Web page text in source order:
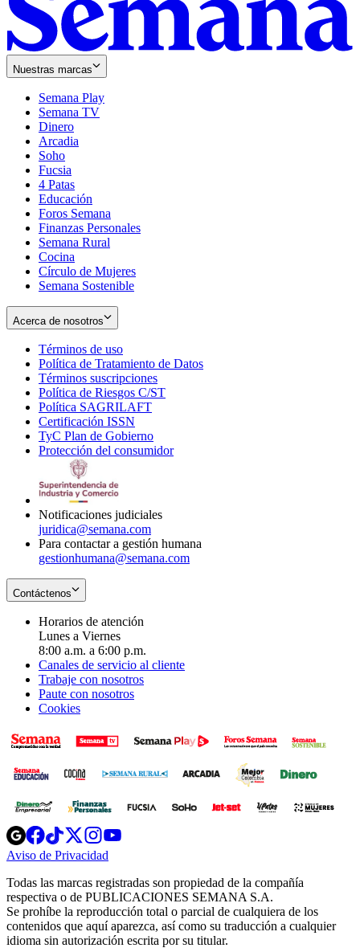
Nuestras marcas
Semana Play
Semana TV
Dinero
Arcadia
Soho
in
new
window
Fucsia
in
new
window
4 Patas
Educación
Foros Semana
Finanzas Personales
Semana Rural
Cocina
Círculo de Mujeres
Semana Sostenible
Acerca de nosotros
Términos de uso
in
new
window
Política de Tratamiento de Datos
Términos suscripciones
in
Política de Riesgos C/ST
Política SAGRILAFT
new
window
Certificación ISSN
in
new
TyC Plan de Gobierno
in
Protección del consumidorOpens
Notificaciones judiciales
juridica@semana.com
Para contactar a gestión humana
gestionhumana@semana.com
Contáctenos
Horarios de atención
Lunes a Viernes
8:00 a.m. a 6:00 p.m.
Canales de servicio al cliente
Trabaje con nosotros
Paute con nosotros
Cookies
Opens
in
new
Opens
in
new
Opens
in
new
window
Opens
new
windowwindow
Aviso de Privacidad
new
window
Todas las marcas registradas son propiedad de la compañía
respectiva o de PUBLICACIONES SEMANA S.A.
Se prohíbe la reproducción total o parcial de cualquiera de los
contenidos que aquí aparezca, así como su traducción a cualquier
idioma sin autorización escrita por su titular.